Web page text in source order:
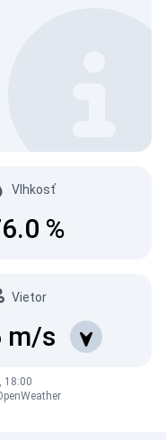
Vlhkosť
%
Vietor
m/s
18:00